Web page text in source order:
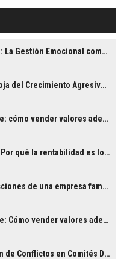
Sentiaterapia Corporativa: La Gestión Emocional como Ventaja Competitiva en la Toma de Decisiones
Escalar o Morir: La Paradoja del Crecimiento Agresivo en PYMES
El consumidor consciente: cómo vender valores además de productos
El mito de la facturación: Por qué la rentabilidad es lo único que importa
El rescate silencioso: lecciones de una empresa familiar que evitó el abismo
El consumidor consciente: Cómo vender valores además de productos
El Arte de Mediar: Gestión de Conflictos en Comités Directivos